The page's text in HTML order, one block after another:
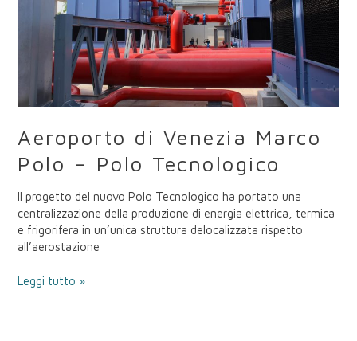
Aeroporto di Venezia Marco
Polo – Polo Tecnologico
Il progetto del nuovo Polo Tecnologico ha portato una
centralizzazione della produzione di energia elettrica, termica
e frigorifera in un’unica struttura delocalizzata rispetto
all’aerostazione
Tecnologico
Leggi tutto »